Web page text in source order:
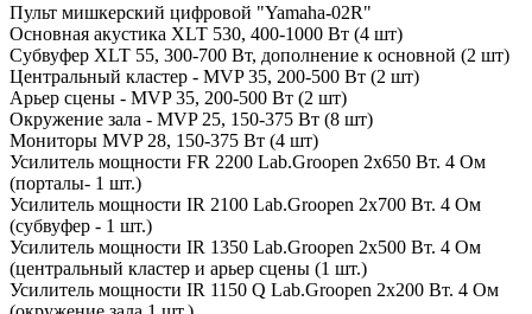
Пульт мишкерский цифровой "Yamaha-02R"
Основная акустика XLT 530, 400-1000 Вт (4 шт)
Субвуфер XLT 55, 300-700 Вт, дополнение к основной (2 шт)
Центральный кластер - MVP 35, 200-500 Вт (2 шт)
Арьер сцены - MVP 35, 200-500 Вт (2 шт)
Окружение зала - MVP 25, 150-375 Вт (8 шт)
Мониторы MVP 28, 150-375 Вт (4 шт)
Усилитель мощности FR 2200 Lab.Groopen 2x650 Вт. 4 Ом
(порталы- 1 шт.)
Усилитель мощности IR 2100 Lab.Groopen 2x700 Вт. 4 Ом
(субвуфер - 1 шт.)
Усилитель мощности IR 1350 Lab.Groopen 2x500 Вт. 4 Ом
(центральный кластер и арьер сцены (1 шт.)
Усилитель мощности IR 1150 Q Lab.Groopen 2x200 Вт. 4 Ом